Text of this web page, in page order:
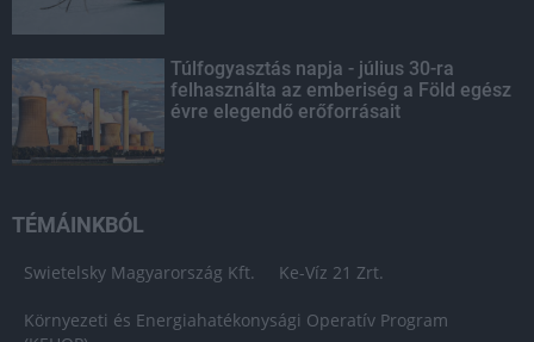
Túlfogyasztás napja - július 30-ra
felhasználta az emberiség a Föld egész
évre elegendő erőforrásait
TÉMÁINKBÓL
Swietelsky Magyarország Kft. Ke-Víz 21 Zrt.
Környezeti és Energiahatékonysági Operatív Program